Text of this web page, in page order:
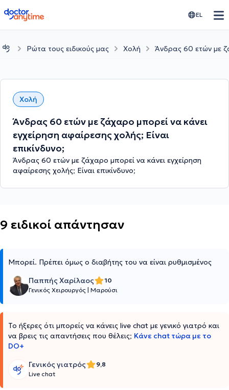
doctoranytime EL
Ρώτα τους ειδικούς μας Χολή Άνδρας 60 ετών με
Χολή
Άνδρας 60 ετών με ζάχαρο μπορεί να κάνει
εγχείρηση αφαίρεσης χολής; Είναι
επικίνδυνο;
Άνδρας 60 ετών με ζάχαρο μπορεί να κάνει εγχείρηση
αφαίρεσης χολής; Είναι επικίνδυνο;
9 ειδικοί απάντησαν
Μπορεί. Πρέπει όμως ο διαβήτης του να είναι ρυθμισμένος
Παππής Χαρίλαος
10
Γενικός Χειρουργός Μαρούσι
Το ήξερες ότι μπορείς να κάνεις live chat με γενικό γιατρό και
να βρεις τις απαντήσεις που θέλεις; Κάνε chat τώρα με το
DO+
Γενικός γιατρός
9,8
Live chat